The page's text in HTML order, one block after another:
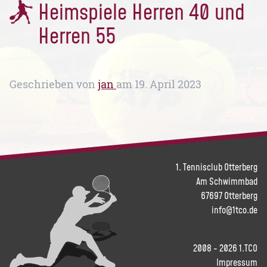
Heimspiele Herren 40 und
Herren 55
Geschrieben von jan am 19. April 2023
1. Tennisclub Otterberg
Am Schwimmbad
67697 Otterberg
info@1tco.de
2008 - 2026 1.TCO
Impressum